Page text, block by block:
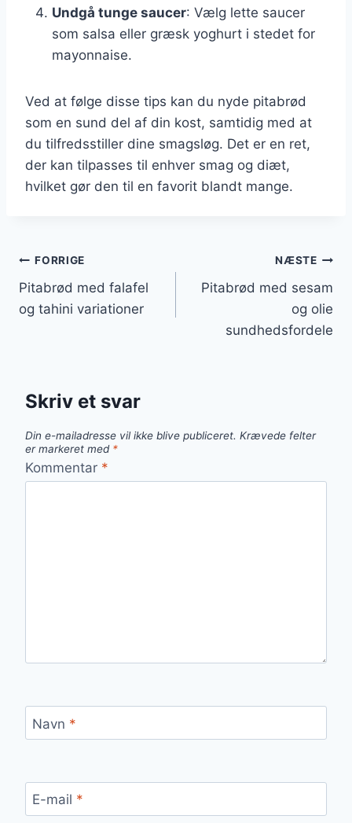
Undgå tunge saucer: Vælg lette saucer
som salsa eller græsk yoghurt i stedet for
mayonnaise.
Ved at følge disse tips kan du nyde pitabrød
som en sund del af din kost, samtidig med at
du tilfredsstiller dine smagsløg. Det er en ret,
der kan tilpasses til enhver smag og diæt,
hvilket gør den til en favorit blandt mange.
Indlægsnavigation
FORRIGE
Pitabrød med falafel
og tahini variationer
NÆSTE
Pitabrød med sesam
og olie
sundhedsfordele
Skriv et svar
Din e-mailadresse vil ikke blive publiceret. Krævede felter
er markeret med *
Kommentar *
Navn *
E-mail *